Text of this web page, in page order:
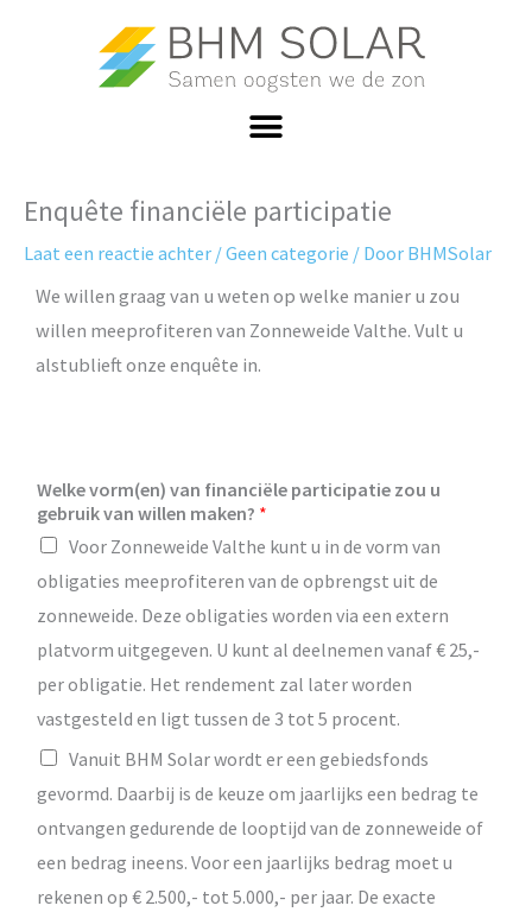
Enquête financiële participatie
Laat een reactie achter /Geen categorie / Door BHMSolar
We willen graag van u weten op welke manier u zou
willen meeprofiteren van Zonneweide Valthe. Vult u
alstublieft onze enquête in.
Welke vorm(en) van financiële participatie zou u
gebruik van willen maken? *
Voor Zonneweide Valthe kunt u in de vorm van
obligaties meeprofiteren van de opbrengst uit de
zonneweide. Deze obligaties worden via een extern
platvorm uitgegeven. U kunt al deelnemen vanaf € 25,-
per obligatie. Het rendement zal later worden
vastgesteld en ligt tussen de 3 tot 5 procent.
Vanuit BHM Solar wordt er een gebiedsfonds
gevormd. Daarbij is de keuze om jaarlijks een bedrag te
ontvangen gedurende de looptijd van de zonneweide of
een bedrag ineens. Voor een jaarlijks bedrag moet u
rekenen op € 2.500,- tot 5.000,- per jaar. De exacte